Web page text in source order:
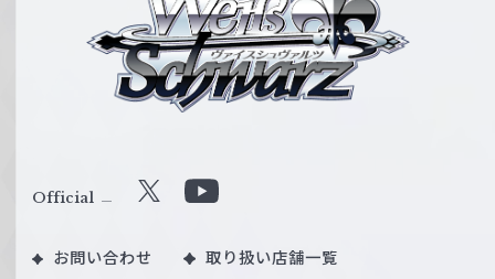
ス
ル
W
Official X
u
お問い合わせ 取り扱い店舗一覧